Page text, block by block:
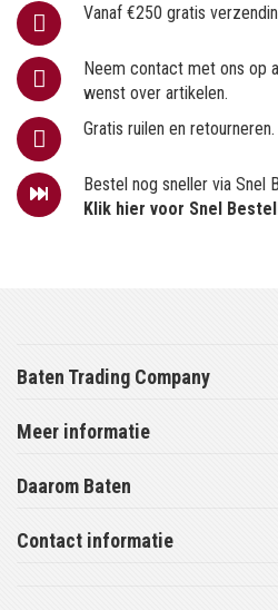
Vanaf €250 gratis
Neem contact met ons op
wenst over artikelen.
Gratis ruilen en retourneren.
Bestel nog sneller via Snel
Klik hier voor Snel
Baten Trading Company
Meer informatie
Daarom Baten
Contact informatie